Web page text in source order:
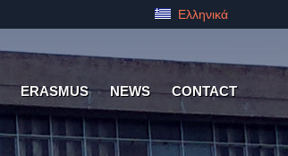
Ελληνικά
ERASMUS NEWS CONTACT